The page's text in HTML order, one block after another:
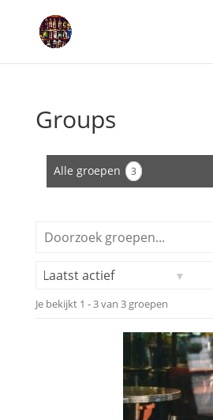
Groups
Alle groepen 3
Doorzoek
Je bekijkt 1 - 3 van 3 groepen